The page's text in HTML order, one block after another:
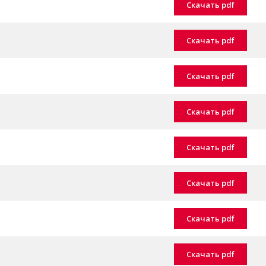
Скачать pdf
Скачать pdf
Скачать pdf
Скачать pdf
Скачать pdf
Скачать pdf
Скачать pdf
Скачать pdf